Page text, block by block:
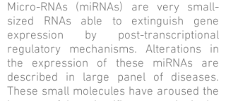
Micro-RNAs (miRNAs) are very small-
sized RNAs able to extinguish gene
expression by post-transcriptional
regulatory mechanisms. Alterations in
the expression of these miRNAs are
described in large panel of diseases.
These small molecules have aroused the